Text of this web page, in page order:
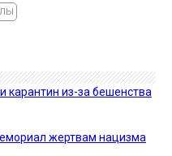
из-за бешенства
жертвам нацизма